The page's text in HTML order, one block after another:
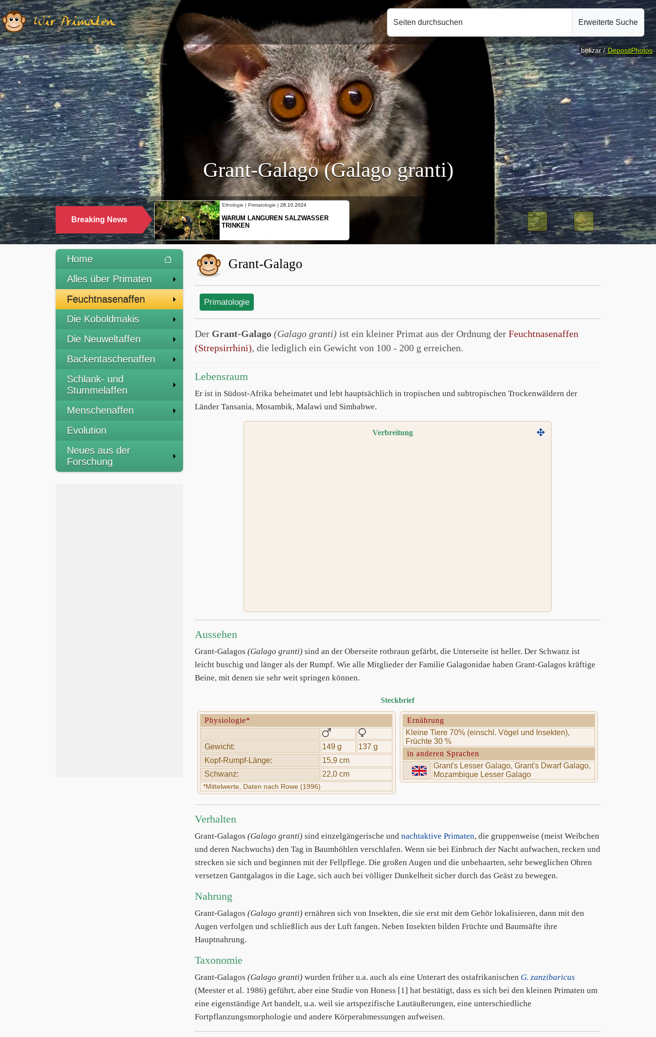
Wir Primaten Seiten durchsuchen Erweiterte Suche
Grant-Galago (Galago granti)
Breaking News
Ethologie | Primatologie |
NEUES VON WEIBLICHEN
Ethologie | Primatologie |28.10.2024
WARUM LANGUREN SALZWASSER
Previous Next
belizar / DepositPhotos
Home
Alles über Primaten
Feuchtnasenaffen
Die Koboldmakis
Die Neuweltaffen
Backentaschenaffen
Schlank- und
Stummelaffen
Menschenaffen
Evolution
Neues aus der
Forschung
Grant-Galago
Primatologie
Der Grant-Galago (Galago granti) ist ein kleiner Primat aus der Ordnung der Feuchtnasenaffen
(Strepsirrhini), die lediglich ein Gewicht von 100 - 200 g erreichen.
Lebensraum
Er ist in Südost-Afrika beheimatet und lebt hauptsächlich in tropischen und subtropischen Trockenwäldern der
Länder Tansania, Mosambik, Malawi und Simbabwe.
Verbreitung
Aussehen
Grant-Galagos (Galago granti) sind an der Oberseite rotbraun gefärbt, die Unterseite ist heller. Der Schwanz ist
leicht buschig und länger als der Rumpf. Wie alle Mitglieder der Familie Galagonidae haben Grant-Galagos kräftige
Beine, mit denen sie sehr weit springen können.
Steckbrief
Physiologie*
Gewicht: 149 g
137 g
Kopf-Rumpf-Länge:
15,9 cm
Schwanz:
22,0 cm
*Mittelwerte, Daten nach Rowe (1996)
Ernährung
Kleine Tiere 70% (einschl. Vögel und Insekten),
Früchte 30 %
in anderen Sprachen
Grant's Lesser Galago, Grant's Dwarf Galago,
Mozambique Lesser Galago
Verhalten
Grant-Galagos (Galago granti) sind einzelgängerische und nachtaktive Primaten, die gruppenweise (meist Weibchen
und deren Nachwuchs) den Tag in Baumhöhlen verschlafen. Wenn sie bei Einbruch der Nacht aufwachen, recken und
strecken sie sich und beginnen mit der Fellpflege. Die großen Augen und die unbehaarten, sehr beweglichen Ohren
versetzen Gantgalagos in die Lage, sich auch bei völliger Dunkelheit sicher durch das Geäst zu bewegen.
Nahrung
Grant-Galagos (Galago granti) ernähren sich von Insekten, die sie erst mit dem Gehör lokalisieren, dann mit den
Augen verfolgen und schließlich aus der Luft fangen. Neben Insekten bilden Früchte und Baumsäfte ihre
Hauptnahrung.
Taxonomie
Grant-Galagos (Galago granti) wurden früher u.a. auch als eine Unterart des ostafrikanischen G. zanzibaricus
(Meester et al. 1986) geführt, aber eine Studie von Honess [1] hat bestätigt, dass es sich bei den kleinen Primaten um
eine eigenständige Art handelt, u.a. weil sie artspezifische Lautäußerungen, eine unterschiedliche
Fortpflanzungsmorphologie und andere Körperabmessungen aufweisen.